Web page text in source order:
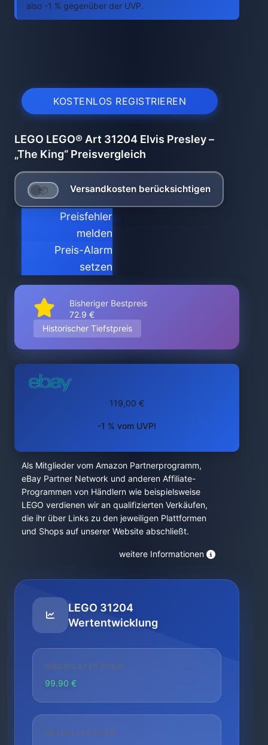
also -1 % gegenüber der UVP.
KOSTENLOS REGISTRIEREN
LEGO LEGO® Art 31204 Elvis Presley –
„The King“ Preisvergleich
Versandkosten berücksichtigen
Preisfehler
melden
Preis-Alarm
setzen
Bisheriger Bestpreis
72.9 €
Historischer Tiefstpreis
119,00 €
-1 % vom UVP!
Als Mitglieder vom Amazon Partnerprogramm,
eBay Partner Network und anderen Affiliate-
Programmen von Händlern wie beispielsweise
LEGO verdienen wir an qualifizierten Verkäufen,
die ihr über Links zu den jeweiligen Plattformen
und Shops auf unserer Website abschließt.
weitere Informationen
LEGO 31204
Wertentwicklung
NIEDRIGSTER PREIS
99.90 €
AKTUELLER PREIS